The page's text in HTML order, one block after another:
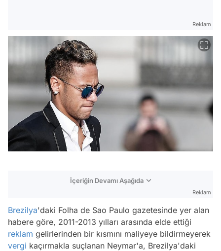
Reklam
İçeriğin Devamı Aşağıda
Reklam
Brezilya'daki Folha de Sao Paulo gazetesinde yer alan
habere göre, 2011-2013 yılları arasında elde ettiği
reklam gelirlerinden bir kısmını maliyeye bildirmeyerek
vergi kaçırmakla suçlanan Neymar'a, Brezilya'daki